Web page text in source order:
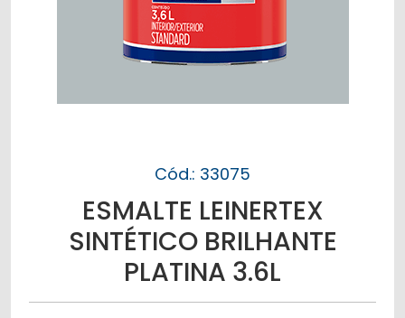
Cód.: 33075
ESMALTE LEINERTEX
SINTÉTICO BRILHANTE
PLATINA 3.6L